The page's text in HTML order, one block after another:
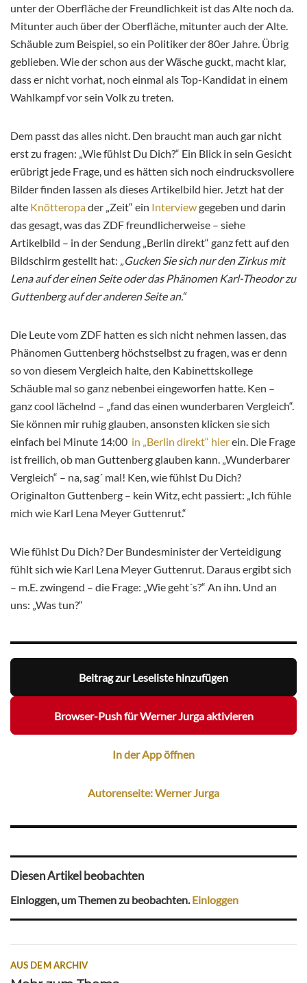
unter der Oberfläche der Freundlichkeit ist das Alte noch da.
Mitunter auch über der Oberfläche, mitunter auch der Alte.
Schäuble zum Beispiel, so ein Politiker der 80er Jahre. Übrig
geblieben. Wie der schon aus der Wäsche guckt, macht klar,
dass er nicht vorhat, noch einmal als Top-Kandidat in einem
Wahlkampf vor sein Volk zu treten.
Dem passt das alles nicht. Den braucht man auch gar nicht
erst zu fragen: „Wie fühlst Du Dich?“ Ein Blick in sein Gesicht
erübrigt jede Frage, und es hätten sich noch eindrucksvollere
Bilder finden lassen als dieses Artikelbild hier. Jetzt hat der
alte Knötteropader „Zeit“ ein Interviewgegeben und darin
das gesagt, was das ZDF freundlicherweise – siehe
Artikelbild – in der Sendung „Berlin direkt“ ganz fett auf den
Bildschirm gestellt hat: „Gucken Sie sich nur den Zirkus mit
Lena auf der einen Seite oder das Phänomen Karl-Theodor zu
Guttenberg auf der anderen Seite an.“
Die Leute vom ZDF hatten es sich nicht nehmen lassen, das
Phänomen Guttenberg höchstselbst zu fragen, was er denn
so von diesem Vergleich halte, den Kabinettskollege
Schäuble mal so ganz nebenbei eingeworfen hatte. Ken –
ganz cool lächelnd – „fand das einen wunderbaren Vergleich“.
Sie können mir ruhig glauben, ansonsten klicken sie sich
einfach bei Minute 14:00 in „Berlin direkt“ hierein. Die Frage
ist freilich, ob man Guttenberg glauben kann. „Wunderbarer
Vergleich“ – na, sag´ mal! Ken, wie fühlst Du Dich?
Originalton Guttenberg – kein Witz, echt passiert: „Ich fühle
mich wie Karl Lena Meyer Guttenrut.“
Wie fühlst Du Dich? Der Bundesminister der Verteidigung
fühlt sich wie Karl Lena Meyer Guttenrut. Daraus ergibt sich
– m.E. zwingend – die Frage: „Wie geht´s?“ An ihn. Und an
uns: „Was tun?“
Beitrag zur Leseliste hinzufügen
Browser-Push für Werner Jurga aktivieren
In der App öffnen
Autorenseite: Werner Jurga
Diesen Artikel beobachten
Einloggen, um Themen zu beobachten.Einloggen
AUS DEM ARCHIV